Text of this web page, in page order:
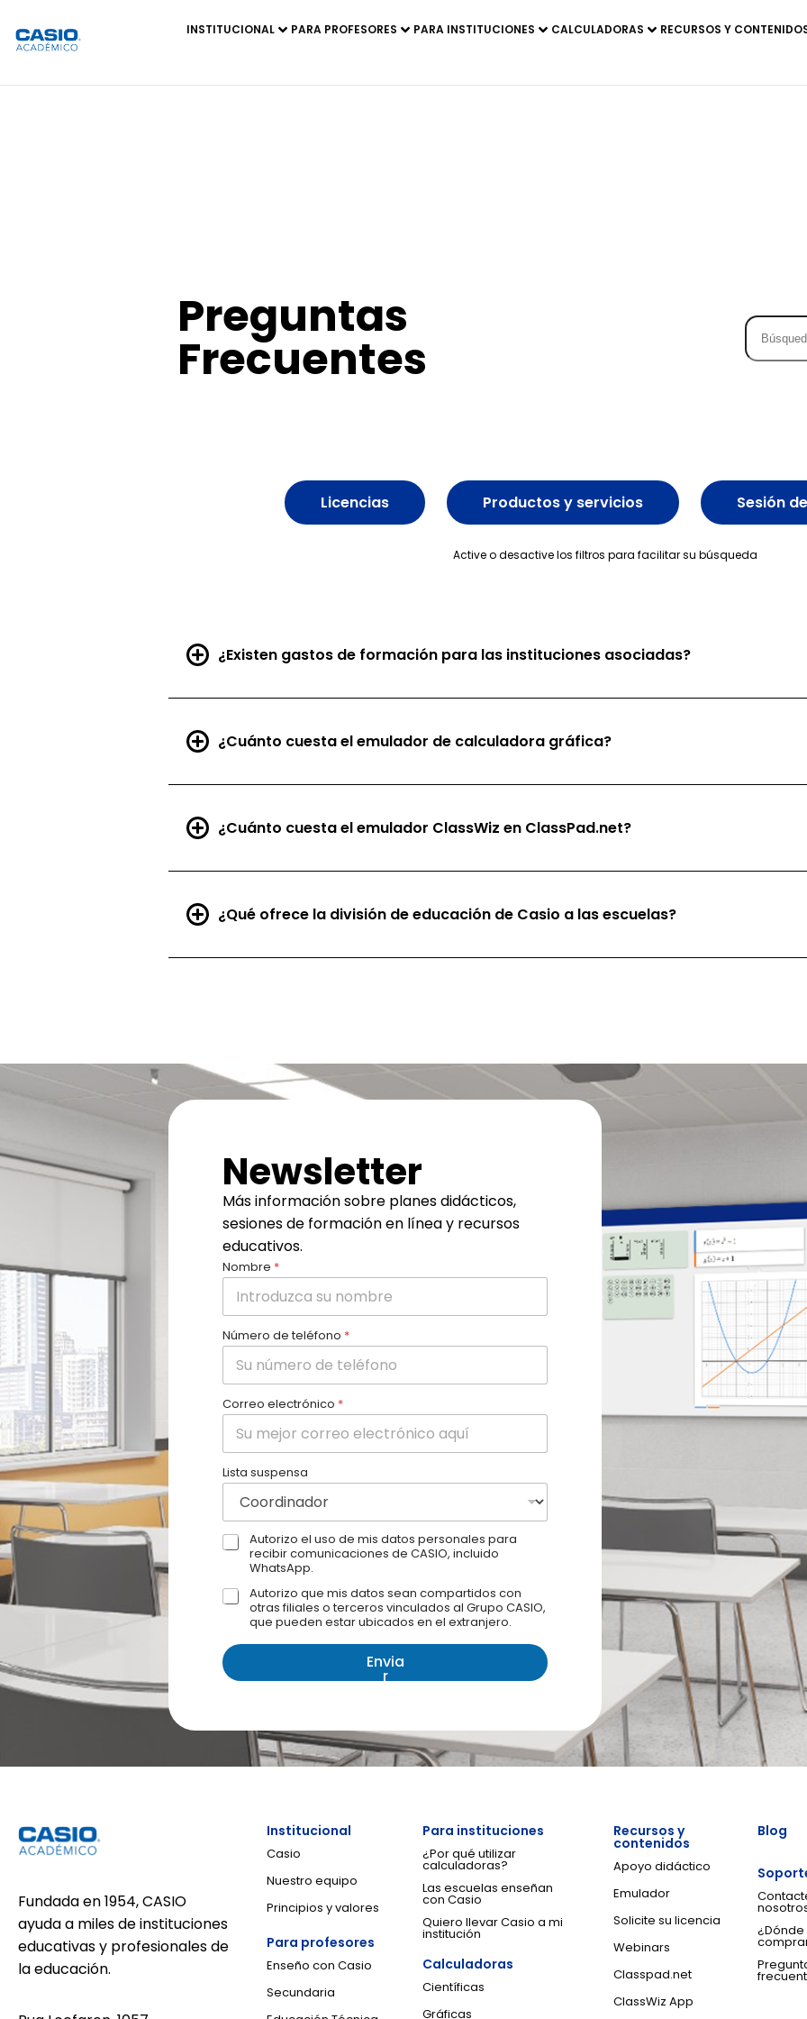
INSTITUCIONAL PARA PROFESORES PARA INSTITUCIONES CALCULADORAS RECURSOS Y
Preguntas
Frecuentes
Licencias Productos y servicios Sesión
Active o desactive los filtros para facilitar su búsqueda
¿Existen gastos de formación para las instituciones asociadas?
¿Cuánto cuesta el emulador de calculadora gráfica?
¿Cuánto cuesta el emulador ClassWiz en ClassPad.net?
¿Qué ofrece la división de educación de Casio a las escuelas?
Newsletter
Más información sobre planes didácticos,
sesiones de formación en línea y recursos
educativos.
Nombre *
Número de teléfono *
Correo electrónico *
Lista suspensa
A
u
o
r
z
a
c
n
e
s
o
n
Autorizo el uso de mis datos personales para
recibir comunicaciones de CASIO, incluido
WhatsApp.
A
u
o
r
i
c
ó
s
b
Autorizo que mis datos sean compartidos con
otras filiales o terceros vinculados al Grupo CASIO,
que pueden estar ubicados en el extranjero.
Envia
r
Fundada en 1954, CASIO
ayuda a miles de instituciones
educativas y profesionales de
la educación.
Institucional
Casio
Nuestro equipo
Principios y valores
Para profesores
Enseño con Casio
Secundaria
Para instituciones
¿Por qué utilizar
calculadoras?
Las escuelas enseñan
con Casio
Quiero llevar Casio a mi
institución
Calculadoras
Científicas
Gráficas
Recursos y
contenidos
Apoyo didáctico
Emulador
Solicite su licencia
Webinars
Classpad.net
ClassWiz App
Blog
¿Dónde